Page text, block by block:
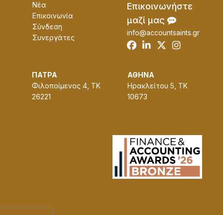
Νέα
Επικοινωνία
Σύνδεση
Συνεργάτες
Επɩκοɩνωνήστε
μαζί μας
info@accountsaints.gr
ΠΑΤΡΑ
Φιλοποίμενος 4, ΤΚ
26221
ΑΘΗΝΑ
Ηρακλείτου 5, ΤΚ
10673